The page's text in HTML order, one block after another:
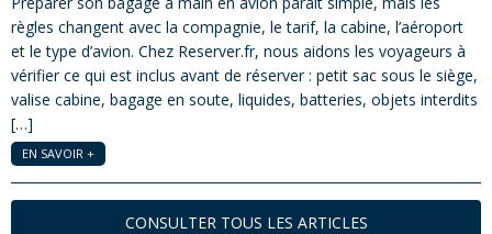
règles changent avec la compagnie, le tarif, la cabine, l’aéroport
et le type d’avion. Chez Reserver.fr, nous aidons les voyageurs à
vérifier ce qui est inclus avant de réserver : petit sac sous le siège,
valise cabine, bagage en soute, liquides, batteries, objets interdits
[…]
EN SAVOIR +
CONSULTER TOUS LES ARTICLES